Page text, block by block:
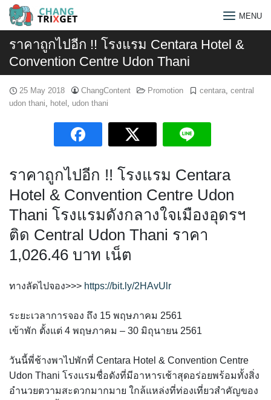
Skip
Search
for:
MENU
ราคาถูกไปอีก !! โรงแรม Centara Hotel &
Convention Centre Udon Thani
25 May 2018 ChangContent Promotion centara, central
udon thani, hotel , udon thani
ราคาถูกไปอีก !! โรงแรม Centara
Hotel & Convention Centre Udon
Thani โรงแรมดังกลางใจเมืองอุดรฯ
ติด Central Udon Thani ราคา
1,026.46 บาท เน็ต
ทางลัดไปจอง>>> https://bit.ly/2HAvUlr
ระยะเวลาการจอง ถึง 15 พฤษภาคม 2561
เข้าพัก ตั้งแต่ 4 พฤษภาคม – 30 มิถุนายน 2561
วันนี้พี่ช้างพาไปพักที่ Centara Hotel & Convention Centre
Udon Thani โรงแรมชื่อดังที่มีอาหารเช้าสุดอร่อยพร้อมทั้งสิ่ง
อำนวยตวามสะดวกมากมาย ใกล้แหล่งที่ท่องเที่ยวสำคัญของ